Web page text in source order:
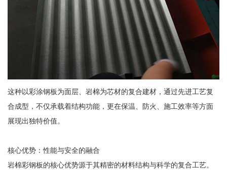
这种以彩涂钢板为面层、岩棉为芯材的复合建材，通过先进工艺复
合成型，不仅承载着结构功能，更在保温、防火、施工效率等方面
展现出独特价值。
核心优势：性能与安全的融合
岩棉彩钢板的核心优势源于其精密的材料结构与科学的复合工艺。